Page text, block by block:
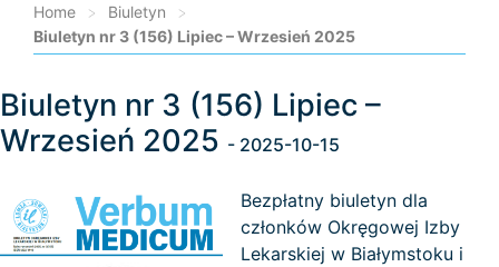
Home > Biuletyn
>
Biuletyn nr 3 (156) Lipiec – Wrzesień 2025
Loading...
Biuletyn nr 3 (156) Lipiec –
Wrzesień 2025 - 2025-10-15
Bezpłatny biuletyn dla
członków Okręgowej Izby
Lekarskiej w Białymstoku i